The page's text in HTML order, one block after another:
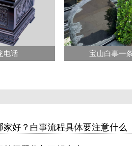
电话 宝山白事一
好？白事流程具体要注意什么